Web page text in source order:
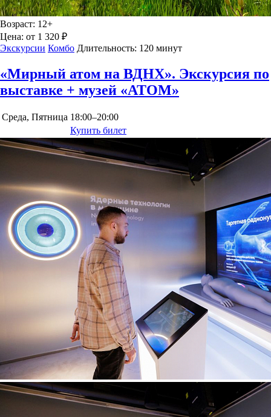
Возраст: 12+
Цена: от 1 320 ₽
Экскурсии Комбо Длительность: 120 минут
«Мирный атом на ВДНХ». Экскурсия по
выставке + музей «АТОМ»
Среда, Пятница 18:00–20:00
Купить билет